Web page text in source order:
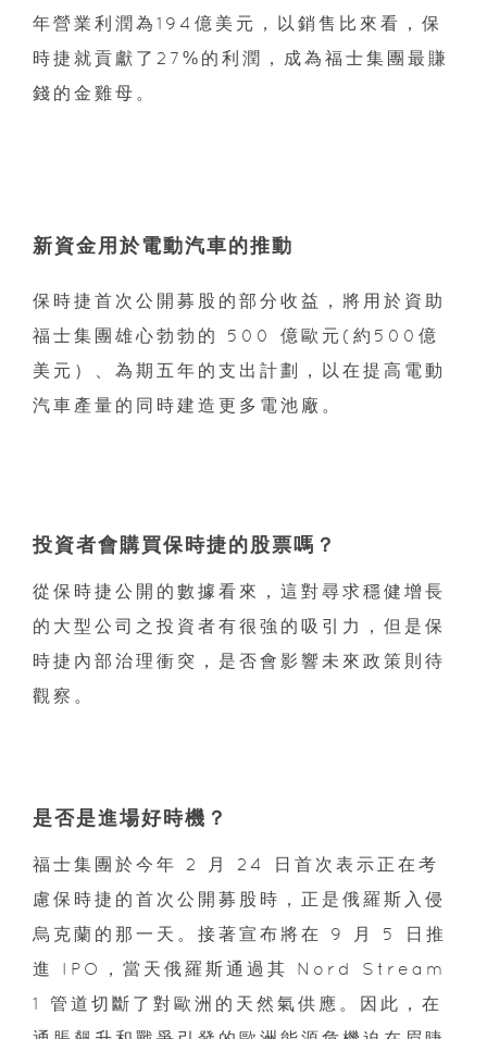
年營業利潤為194億美元，以銷售比來看，保
時捷就貢獻了27%的利潤，成為福士集團最賺
錢的金雞母。
新資金用於電動汽車的推動
保時捷首次公開募股的部分收益，將用於資助
福士集團雄心勃勃的 500 億歐元(約500億
美元）、為期五年的支出計劃，以在提高電動
汽車產量的同時建造更多電池廠。
投資者會購買保時捷的股票嗎？
從保時捷公開的數據看來，這對尋求穩健增長
的大型公司之投資者有很強的吸引力，但是保
時捷內部治理衝突，是否會影響未來政策則待
觀察。
是否是進場好時機？
福士集團於今年 2 月 24 日首次表示正在考
慮保時捷的首次公開募股時，正是俄羅斯入侵
烏克蘭的那一天。接著宣布將在 9 月 5 日推
進 IPO，當天俄羅斯通過其 Nord Stream
1 管道切斷了對歐洲的天然氣供應。因此，在